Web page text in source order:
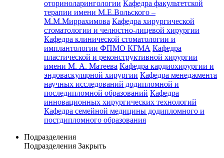
оториноларингологии Кафедра факультетской
терапии имени М.Е.Вольского –
М.М.Миррахимова Кафедра хирургической
стоматологии и челюстно-лицевой хирургии
Кафедра клинической стоматологии и
имплантологии ФПМО КГМА Кафедра
пластической и реконструктивной хирургии
имени М. А. Матеева Кафедра кардиохирургии и
эндоваскулярной хирургии Кафедра менеджмента
научных исследований додипломной и
последипломной образований Кафедра
инновационных хирургических технологий
Кафедра семейной медицины додипломного и
постдипломного образования
Подразделения
Подразделения Закрыть